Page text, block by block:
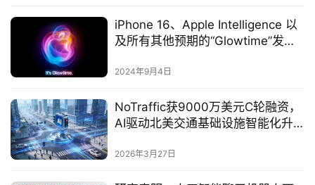
iPhone 16、Apple Intelligence 以
及所有其他预期的“Glowtime”发布
2024年9月4日
NoTraffic获9000万美元C轮融资，
AI驱动北美交通基础设施智能化升
2026年3月27日